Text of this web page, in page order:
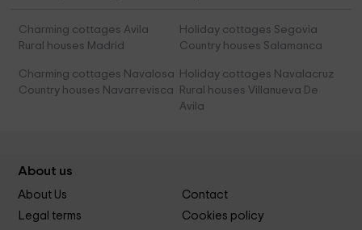
Charming cottages Avila
Holiday cottages Segovia
Rural houses Madrid
Country houses Salamanca
Charming cottages Navalosa
Holiday cottages Navalacruz
Country houses Navarrevisca
Rural houses Villanueva De
Avila
About us
About Us
Contact
Legal terms
Cookies policy